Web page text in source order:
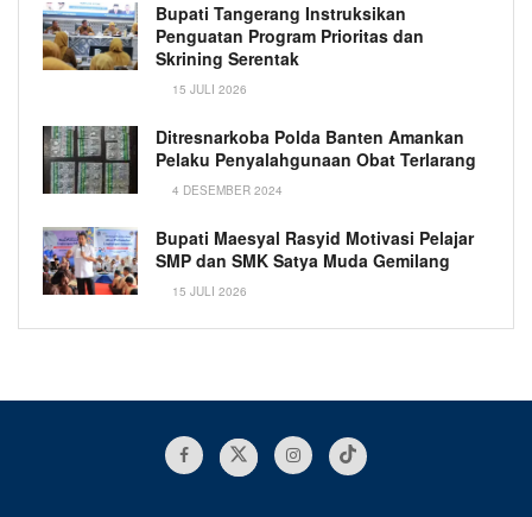
Bupati Tangerang Instruksikan
Penguatan Program Prioritas dan
Skrining Serentak
15 JULI 2026
Ditresnarkoba Polda Banten Amankan
Pelaku Penyalahgunaan Obat Terlarang
4 DESEMBER 2024
Bupati Maesyal Rasyid Motivasi Pelajar
SMP dan SMK Satya Muda Gemilang
15 JULI 2026